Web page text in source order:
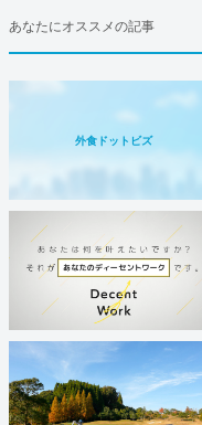
あなたにオススメの記事
外食ドットビズ